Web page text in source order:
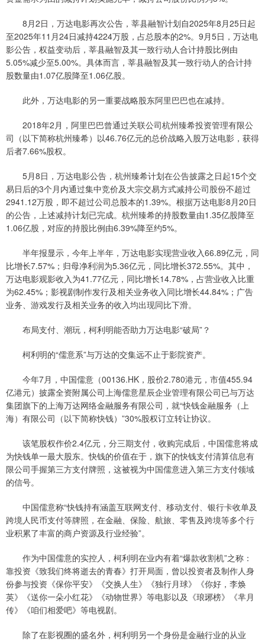
8月2日，万达电影再次公告，莘县融智计划自2025年8月25日起
至2025年11月24日减持4224万股，占总股本的2%。9月5日，万达电
影公告，权益变动后，莘县融智及其一致行动人合计持股比例由
5.05%减少至5.00%。具体而言，莘县融智及其一致行动人的合计持
股数量由1.07亿股降至1.06亿股。
此外，万达电影的另一重要战略股东阿里巴巴也在减持。
2018年2月，阿里巴巴曾通过关联公司杭州臻希投资管理有限公
司（以下简称杭州臻希）以46.76亿元的总价战略入股万达电影，获得
后者7.66%股权。
5月8日，万达电影公告，杭州臻希计划在公告披露之日起15个交
易日后的3个月内通过集中竞价及大宗交易方式减持公司股份不超过
2941.12万股，即不超过公司总股本的1.39%。根据万达电影8月20日
的公告，上述减持计划已完成。杭州臻希的持股数量由1.35亿股降至
1.06亿股，对应的持股比例由6.39%降至约5%。
半年报显示，今年上半年，万达电影实现营业收入66.89亿元，同
比增长7.57%；归母净利润为5.36亿元，同比增长372.55%。其中，
万达电影观影收入为41.77亿元，同比增长14.78%，占营业收入比重
为62.45%；影视剧制作发行及相关业务收入同比增长44.84%；广告
业务、游戏发行及相关业务的收入均出现同比下滑。
布局支付、潮玩，柯利明能否助力万达电影“破局”？
柯利明的“儒意系”与万达的交集远不止于影院资产。
今年7月，中国儒意（00136.HK，股价2.780港元，市值455.94
亿港元）披露全资附属公司上海儒意星辰企业管理有限公司已与万达
集团旗下的上海万达网络金融服务有限公司，就“快钱金融服务（上
海）有限公司（以下简称快钱）”30%股权订立转让协议。
该笔股权作价2.4亿元，分三期支付，收购完成后，中国儒意将成
为快钱单一最大股东。快钱的价值在于，旗下的快钱支付清算信息有
限公司手握第三方支付牌照，这被视为中国儒意进入第三方支付领域
的信号。
中国儒意称“快钱持有涵盖互联网支付、移动支付、银行卡收单及
跨境人民币支付等牌照，在金融、保险、航旅、零售及跨境等多个行
业积累了丰富的商户资源及行业经验”。
作为中国儒意的实控人，柯利明在业内有着“爆款收割机”之称：
靠投资《致我们终将逝去的青春》打开局面，曾以投资者及制作人身
份参与投资《保你平安》《交换人生》《独行月球》《你好，李焕
英》《送你一朵小红花》《动物世界》等电影以及《琅琊榜》《芈月
传》《咱们相爱吧》等电视剧。
除了在影视圈的盛名外，柯利明另一个身份是金融行业的从业